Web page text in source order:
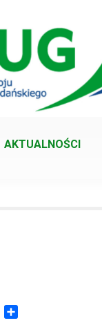
AKTUALNOŚCI
LinkedIn